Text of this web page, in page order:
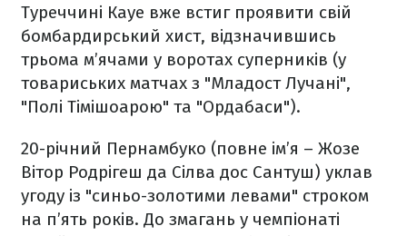
Туреччині Кауе вже встиг проявити свій
бомбардирський хист, відзначившись
трьома м’ячами у воротах суперників (у
товариських матчах з "Младост Лучані",
"Полі Тімішоарою" та "Ордабаси").
20-річний Пернамбуко (повне ім’я – Жозе
Вітор Родрігеш да Сілва дос Сантуш) уклав
угоду із "синьо-золотими левами" строком
на п’ять років. До змагань у чемпіонаті